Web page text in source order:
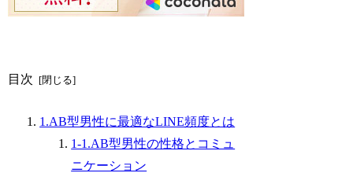
目次
1.AB型男性に最適なLINE頻度とは
1-1.AB型男性の性格とコミュ
ニケーション